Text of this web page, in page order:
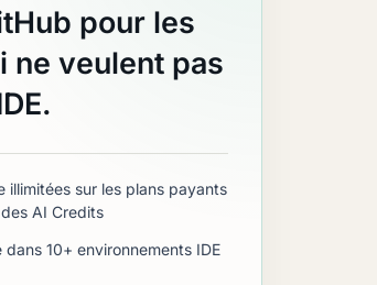
pour les
ne veulent pas
illimitées sur les plans payants
AI Credits
10+ environnements IDE